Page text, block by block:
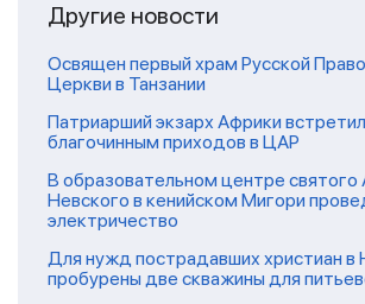
Другие новости
Освящен первый храм Русской
Церкви в Танзании
Патриарший экзарх Африки
благочинным приходов в ЦАР
В образовательном центре святого
Невского в кенийском Мигори
электричество
Для нужд пострадавших христиан в
пробурены две скважины для